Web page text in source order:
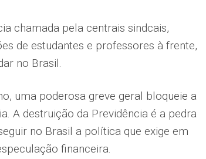
chamada pela centrais sindcais,
de estudantes e professores à frente,
no Brasil.
uma poderosa greve geral bloqueie a
A destruição da Previdência é a pedra
no Brasil a política que exige em
financeira.